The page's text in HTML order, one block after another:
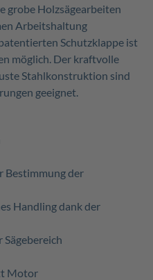
grobe Holzsägearbeiten
Arbeitshaltung
Schutzklappe ist
möglich. Der kraftvolle
Stahlkonstruktion sind
geeignet.
Bestimmung der
Handling dank der
Sägebereich
Motor